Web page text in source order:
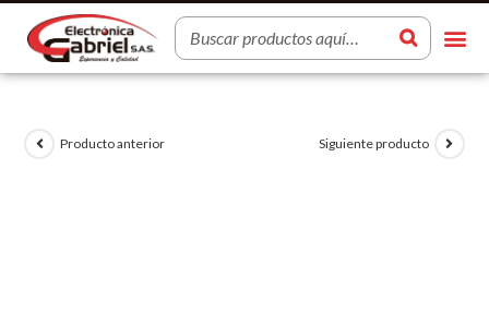
Producto anterior Siguiente producto